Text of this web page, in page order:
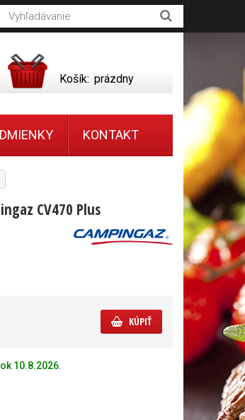
CV470 Plus
KÚPIŤ
10.8.2026
Košík: prázdny
KONTAKT